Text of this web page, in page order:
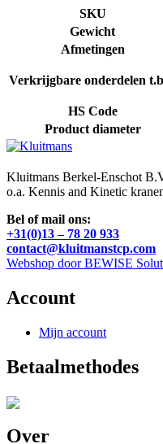
SKU
Gewicht
Afmetingen
Verkrijgbare onderdelen
HS Code
Product diameter
Kluitmans Berkel-Enschot
o.a. Kennis and Kinetic
Bel of mail ons:
+31(0)13 – 78 20 933
contact@kluitmanstcp.com
Webshop door BEWISE
Account
Mijn account
Betaalmethodes
Over